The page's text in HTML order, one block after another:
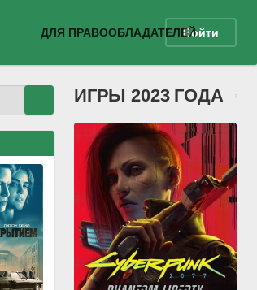
ДЛЯ ПРАВООБЛАДАТЕЛЕЙВойти
ИГРЫ 2023 ГОДА